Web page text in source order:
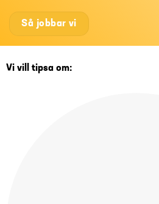
Så jobbar vi
Vi vill tipsa om: